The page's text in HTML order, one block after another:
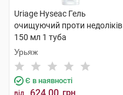
Uriage Hyseac Гель
очищуючий проти недоліків
150 мл 1 туба
Урьяж
Є в наявності
від грн